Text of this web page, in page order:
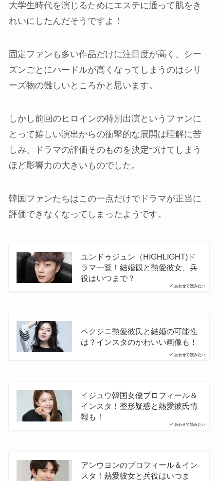
大学生時代を演じるためにエステに通って肌をき
れいにしたんだそうですよ！
固定ファンも多い作品だけに注目度が高く、シー
ズンごとにハードルが高くなってしまうのはシリ
ーズ物の難しいところかと思います。
しかし前回のヒロインの特別出演というファンに
とって嬉しい演出からの衝撃的な展開は理解に苦
しみ、ドラマの評価そのものを決定づけてしまう
ほど影響力の大きいものでした。
韓国ファンたちはこの一点だけでドラマが正当に
評価できなくなってしまったようです。
あわせて読みたい
ユンドゥジュン（HIGHLIGHT)ド
ラマ一覧！結婚観と熱愛彼女、兵
役はいつまで？
あわせて読みたい
ペクジニ熱愛彼氏と結婚の可能性
は？インスタのかわいい画像も！
あわせて読みたい
イジュウ韓国女優プロフィール＆
インスタ！整形疑惑と熱愛彼氏情
報も！
アンウヨンのプロフィール＆イン
スタ！熱愛彼女と兵役はいつま